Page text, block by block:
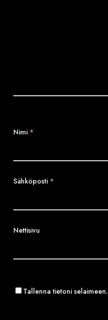
Nimi *
Sähköposti *
Nettisivu
Tallenna tietoni selaimeen.